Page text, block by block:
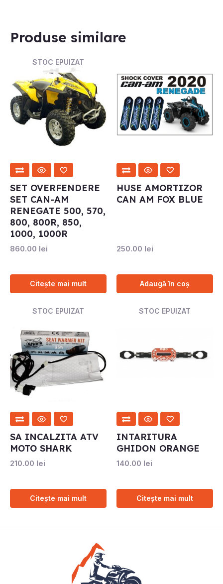
Produse similare
STOC EPUIZAT
SET OVERFENDERE
SET CAN-AM
RENEGATE 500, 570,
800, 800R, 850,
1000, 1000R
860.00 lei
Citește mai mult
HUSE AMORTIZOR
CAN AM FOX BLUE
250.00 lei
Adaugă în coș
STOC EPUIZAT
SA INCALZITA ATV
MOTO SHARK
210.00 lei
Citește mai mult
STOC EPUIZAT
INTARITURA
GHIDON ORANGE
140.00 lei
Citește mai mult